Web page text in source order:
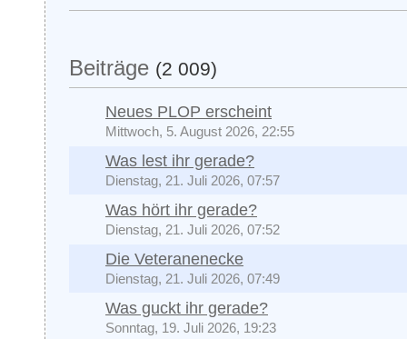
Beiträge (2 009)
Neues PLOP erscheint
Mittwoch, 5. August 2026, 22:55
Was lest ihr gerade?
Dienstag, 21. Juli 2026, 07:57
Was hört ihr gerade?
Dienstag, 21. Juli 2026, 07:52
Die Veteranenecke
Dienstag, 21. Juli 2026, 07:49
Was guckt ihr gerade?
Sonntag, 19. Juli 2026, 19:23